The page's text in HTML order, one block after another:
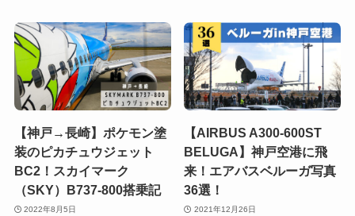
【神戸→長崎】ポケモン塗
装のピカチュウジェット
BC2！スカイマーク
（SKY）B737-800搭乗記
2022年8月5日
【AIRBUS A300-600ST
BELUGA】神戸空港に飛
来！エアバスベルーガ写真
36選！
2021年12月26日